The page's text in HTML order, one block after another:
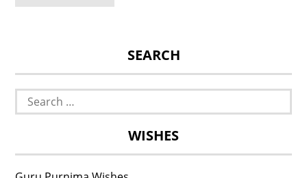
SEARCH
Search
for:
WISHES